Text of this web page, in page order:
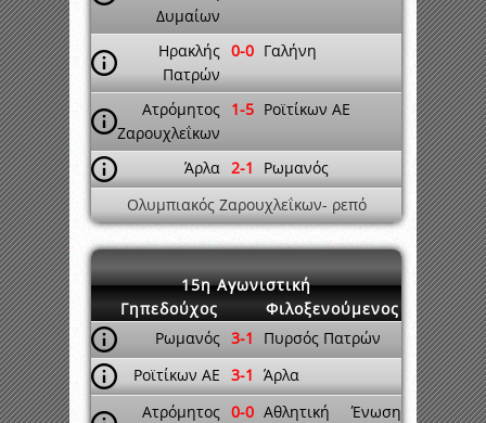
Δυμαίων
Ηρακλής
Πατρών
0-0 Γαλήνη
Ατρόμητος
Ζαρουχλεΐκων
1-5 Ροϊτίκων ΑΕ
Άρλα 2-1
Ρωμανός
Ολυμπιακός Ζαρουχλεΐκων- ρεπό
15η Αγωνιστική
Γηπεδούχος
Φιλοξενούμενος
Ρωμανός 3-1
Πυρσός Πατρών
Ροϊτίκων ΑΕ 3-1 Άρλα
Ατρόμητος 0-0 Αθλητική Ένωση